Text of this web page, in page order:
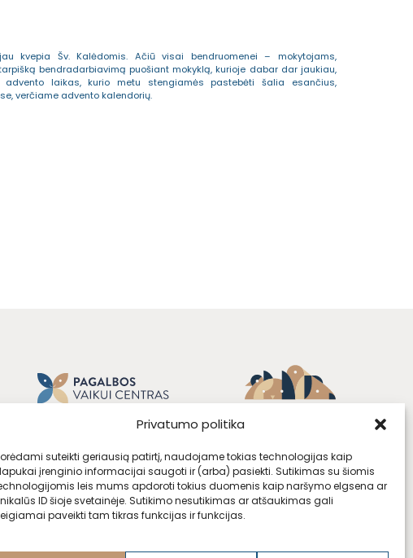
Privatumo politika
suteikti geriausią patirtį, naudojame tokias technologijas kaip
įrenginio informacijai saugoti ir (arba) pasiekti. Sutikimas su šiomis
leis mums apdoroti tokius duomenis kaip naršymo elgsena ar
ID šioje svetainėje. Sutikimo nesutikimas ar atšaukimas gali
paveikti tam tikras funkcijas ir funkcijas.
kvepia Šv. Kalėdomis. Ačiū visai bendruomenei – mokytojams,
bendradarbiavimą puošiant mokyklą, kurioje dabar dar jaukiau,
laikas, kurio metu stengiamės pastebėti šalia esančius,
verčiame advento kalendorių.